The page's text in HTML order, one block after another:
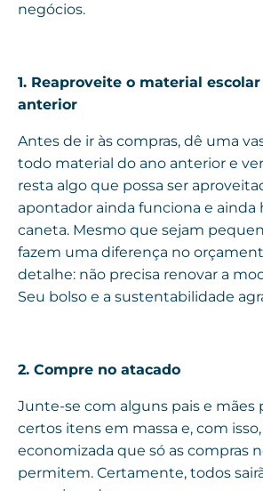
negócios.
1. Reaproveite o material
anterior
Antes de ir às compras, dê uma
todo material do ano anterior e
resta algo que possa ser
apontador ainda funciona e ainda
caneta. Mesmo que sejam
fazem uma diferença no
detalhe: não precisa renovar a
Seu bolso e a sustentabilidade
2. Compre no atacado
Junte-se com alguns pais e mães
certos itens em massa e, com
economizada que só as compras
permitem. Certamente, todos